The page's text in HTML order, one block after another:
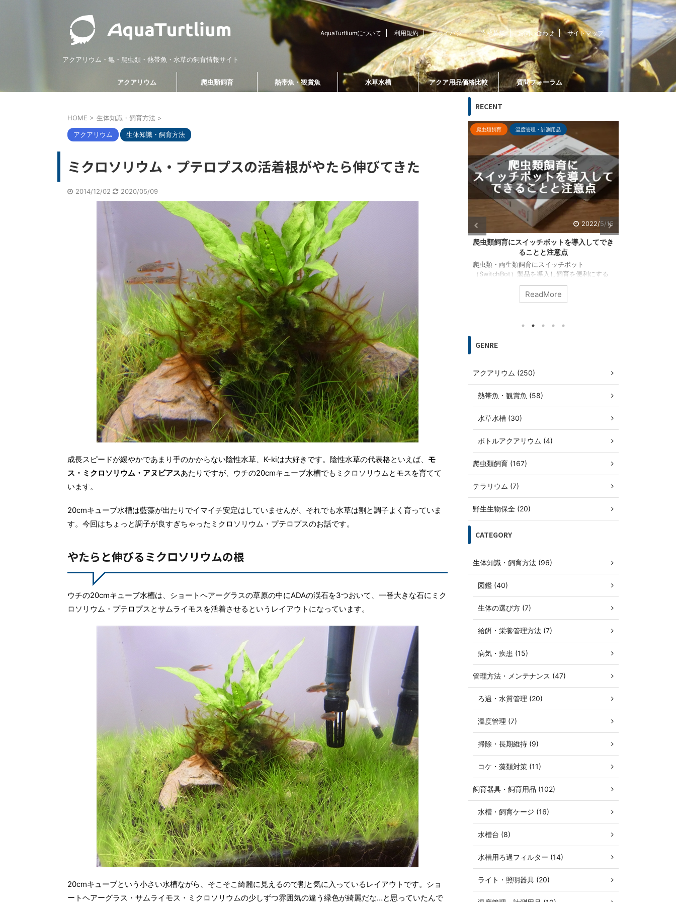
アクアリウム・亀・爬虫類・熱帯魚・水草の飼育情報サイト
AquaTurtliumについて 利用規約 プライバシー 寄稿募集 お問い合わせ サイトマップ
アクアリウム 爬虫類飼育 熱帯魚・観賞魚 水草水槽 アクア用品価格比較 質問フォーラム
HOME > 生体知識・飼育方法 >
アクアリウム 生体知識・飼育方法
ミクロソリウム・プテロプスの活着根がやたら伸びてきた
2014/12/02 2020/05/09
成長スピードが緩やかであまり手のかからない陰性水草、K-kiは大好きです。陰性水草の代表格といえば、 モ
ス・ミクロソリウム・アヌビアスあたりですが、ウチの20cmキューブ水槽でもミクロソリウムとモスを育てて
います。
20cmキューブ水槽は藍藻が出たりでイマイチ安定はしていませんが、それでも水草は割と調子よく育っていま
す。今回はちょっと調子が良すぎちゃったミクロソリウム・プテロプスのお話です。
やたらと伸びるミクロソリウムの根
ウチの20cmキューブ水槽は、ショートヘアーグラスの草原の中にADAの渓石を3つおいて、一番大きな石にミク
ロソリウム・プテロプスとサムライモスを活着させるというレイアウトになっています。
20cmキューブという小さい水槽ながら、そこそこ綺麗に見えるので割と気に入っているレイアウトです。ショ
ートヘアーグラス・サムライモス・ミクロソリウムの少しずつ雰囲気の違う緑色が綺麗だな…と思っていたんで
RECENT
良メダカの基本品種から白メダカ（シロメダ
代には既に存在していました。メダカは魚類
は珍しく白色素胞を持ち、白メダカでは黒色
胞の欠如と黄色素胞の未発達により体色が白
爬虫類飼育
2022/10/11
カナヘビ飼育の勘所・給餌と日光浴の工夫で
長期飼育を目指す！
カナヘビの飼育方法について給餌とバスキング
の観点から解説します。エサとして昆虫を与え
る場合、サプリメントでカルシウムを補うのが
重要です。また、カルシウムが上手く吸収され
るためには暖かくてUVBが照射される場所が必
要です。
ReadMore
爬虫類飼育にスイッチボットを導入してでき
爬虫類・両生類飼育にスイッチボット
（SwitchBot）製品を導入し飼育を便利にする
ためのポイントと注意点を紹介します。特に温
湿度計によるデータ計測が効果的で、飼育デー
タ管理サービス「RIUM」との連携もおすすめで
す。
ReadMore
管理方法・メンテナンス 飼育器具・飼育用品
2021/11/6
アクアリウムや生き物の飼育データ管理サー
ビス「RIUM」リリース！
爬虫類・両生類・熱帯魚などの生き物やその飼
育環境であるアクアリウム・テラリウムを管理
「RIUM」を開発しました。使い方、利用するメ
リット、今後の機能追加予定やRIUMの目標など
ReadMore
GENRE
アクアリウム (250)
熱帯魚・観賞魚 (58)
水草水槽 (30)
ボトルアクアリウム (4)
爬虫類飼育 (167)
テラリウム (7)
野生生物保全 (20)
CATEGORY
生体知識・飼育方法 (96)
図鑑 (40)
生体の選び方 (7)
給餌・栄養管理方法 (7)
病気・疾患 (15)
管理方法・メンテナンス (47)
ろ過・水質管理 (20)
温度管理 (7)
掃除・長期維持 (9)
コケ・藻類対策 (11)
飼育器具・飼育用品 (102)
水槽・飼育ケージ (16)
水槽台 (8)
水槽用ろ過フィルター (14)
ライト・照明器具 (20)